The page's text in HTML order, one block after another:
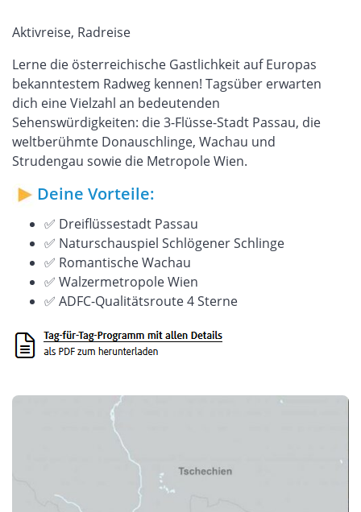
Aktivreise, Radreise
Lerne die österreichische Gastlichkeit auf Europas
bekanntestem Radweg kennen! Tagsüber erwarten
dich eine Vielzahl an bedeutenden
Sehenswürdigkeiten: die 3-Flüsse-Stadt Passau, die
weltberühmte Donauschlinge, Wachau und
Strudengau sowie die Metropole Wien.
Deine Vorteile:
✅ Dreiflüssestadt Passau
✅ Naturschauspiel Schlögener Schlinge
✅ Romantische Wachau
✅ Walzermetropole Wien
✅ ADFC-Qualitätsroute 4 Sterne